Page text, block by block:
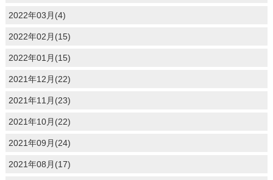
2022年03月(4)
2022年02月(15)
2022年01月(15)
2021年12月(22)
2021年11月(23)
2021年10月(22)
2021年09月(24)
2021年08月(17)